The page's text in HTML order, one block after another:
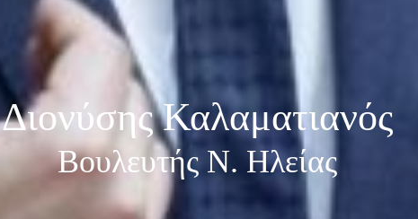
Διονύσης Καλαματιανός
Βουλευτής Ν. Ηλείας